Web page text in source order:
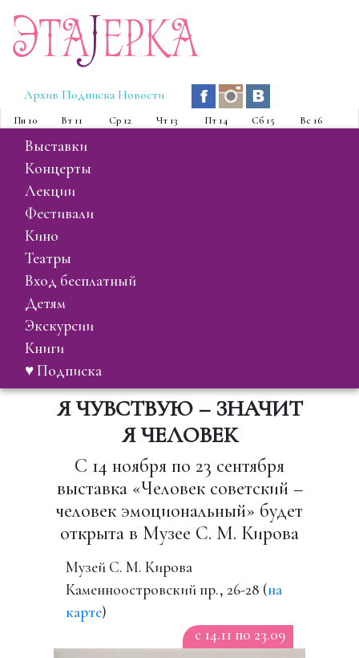
ЭтаJерка
Архив Подписка Новости
Пн 10 Вт 11 Ср 12 Чт 13 Пт 14 Сб 15 Вс 16
выставки
концерты
лекции
фестивали
кино
театры
вход бесплатный
детям
экскурсии
книги
♥ Подписка
Я ЧУВСТВУЮ – ЗНАЧИТ
Я ЧЕЛОВЕК
C 14 ноября по 23 сентября
выставка «Человек советский –
человек эмоциональный» будет
открыта в Музее С. М. Кирова
Музей С. М. Кирова
Каменноостровский пр., 26-28 (на
карте)
c 14.11 по 23.09